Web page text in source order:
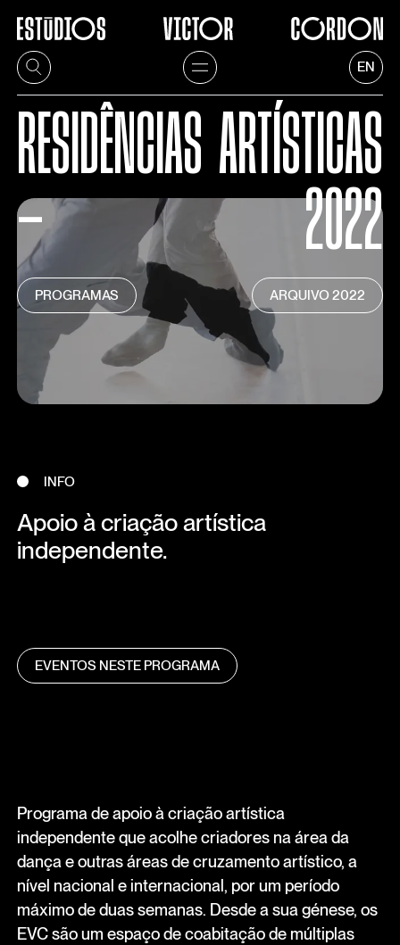
EN
RESIDÊNCIAS ARTÍSTICAS
—
2022
PROGRAMAS ARQUIVO 2022
INFO
Apoio à criação artística
independente.
EVENTOS NESTE PROGRAMA
Programa de apoio à criação artística
independente que acolhe criadores na área da
dança e outras áreas de cruzamento artístico, a
nível nacional e internacional, por um período
máximo de duas semanas. Desde a sua génese, os
EVC são um espaço de coabitação de múltiplas